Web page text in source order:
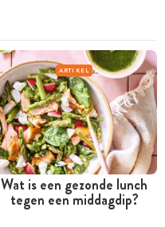
ARTIKEL
Wat is een gezonde lunch
tegen een middagdip?